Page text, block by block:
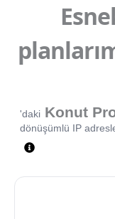
'daki Konut
dönüşümlü IP